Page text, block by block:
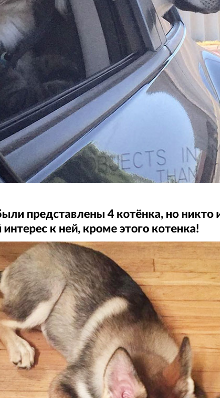
представлены ​​4 котёнка, но никто
к ней, кроме этого котенка!